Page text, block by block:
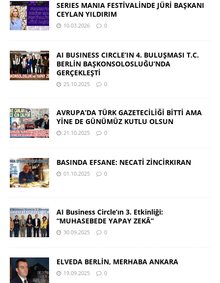
SERIES MANIA FESTİVALİNDE JÜRİ BAŞKANI
CEYLAN YILDIRIM
10.03.2026 0
AI BUSINESS CIRCLE’IN 4. BULUŞMASI T.C.
BERLİN BAŞKONSOLOSLUĞU’NDA
GERÇEKLEŞTİ
25.10.2025 0
AVRUPA’DA TÜRK GAZETECİLİĞİ BİTTİ AMA
YİNE DE GÜNÜMÜZ KUTLU OLSUN
21.10.2025 0
BASINDA EFSANE: NECATİ ZİNCİRKIRAN
01.10.2025 0
AI Business Circle’ın 3. Etkinliği:
“MUHASEBEDE YAPAY ZEKÂ”
30.09.2025 0
ELVEDA BERLİN, MERHABA ANKARA
19.09.2025 0